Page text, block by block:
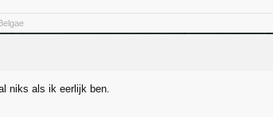
niks als ik eerlijk ben.